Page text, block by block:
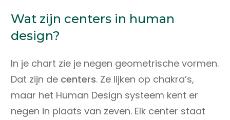
Wat zijn centers in human
design?
In je chart zie je negen geometrische vormen.
Dat zijn de centers. Ze lijken op chakra’s,
maar het Human Design systeem kent er
negen in plaats van zeven. Elk center staat